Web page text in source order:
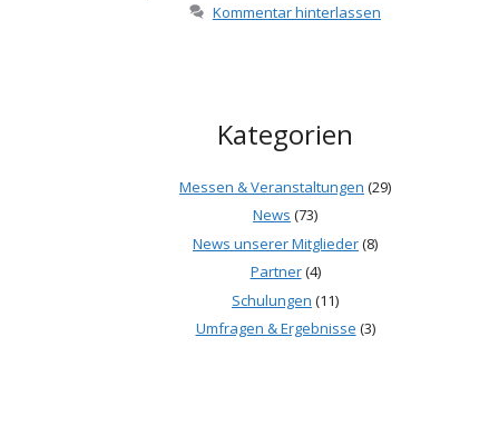
Kommentar hinterlassen
Kategorien
Messen & Veranstaltungen (29)
News (73)
News unserer Mitglieder(8)
Partner(4)
Schulungen (11)
Umfragen & Ergebnisse (3)